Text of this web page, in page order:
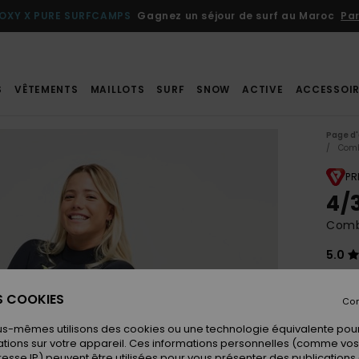
X PURE SURFCAMPS Gagnez un séjour de surf au Maroc
VÊTEMENTS MAILLOTS SURF SNOW ACTIVE
Page
4/
5.0
COOKIES
mêmes utilisons des cookies ou une technologie équivalente
sur votre appareil. Ces informations personnelles (comme